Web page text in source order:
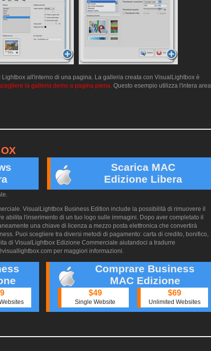
all'interno di una pagina. La galleria creata con VisualLightbox è
la galleria demo a pagina piena. Questo esempio utilizza l'intera area
Scarica MAC
Edizione Libera
VisualLightbox Business Edition include la possibilità di rimuovere il
abilita l'inserimento di un tuo logo sulle immagini. Dopo aver completato il
una chiave di licenza a mezzo posta elettronica che convertirà
Puoi scegliere tra diversi metodi di pagamento: carta di credito, bonifico,
di VisualLightbox Edizione Commerciale aiutandoci a tradurre
per maggiori informazioni.
Comprare Business
MAC Edizione
$49
Single Website
$69
Unlimited Websites